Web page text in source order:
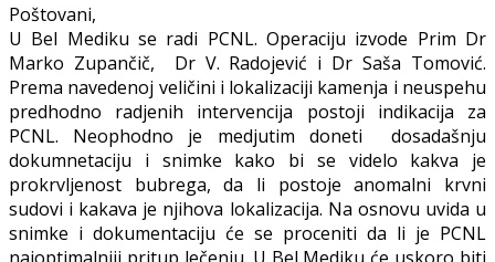
Poštovani,
U Bel Mediku se radi PCNL. Operaciju izvode Prim Dr
Marko Zupančič, Dr V. Radojević i Dr Saša Tomović.
Prema navedenoj veličini i lokalizaciji kamenja i neuspehu
predhodno radjenih intervencija postoji indikacija za
PCNL. Neophodno je medjutim doneti dosadašnju
dokumnetaciju i snimke kako bi se videlo kakva je
prokrvljenost bubrega, da li postoje anomalni krvni
sudovi i kakava je njihova lokalizacija. Na osnovu uvida u
snimke i dokumentaciju će se proceniti da li je PCNL